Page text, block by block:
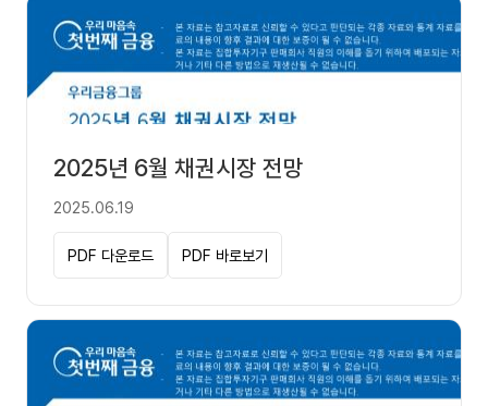
2025년 6월 채권시장 전망
2025.06.19
PDF 다운로드 PDF 바로보기